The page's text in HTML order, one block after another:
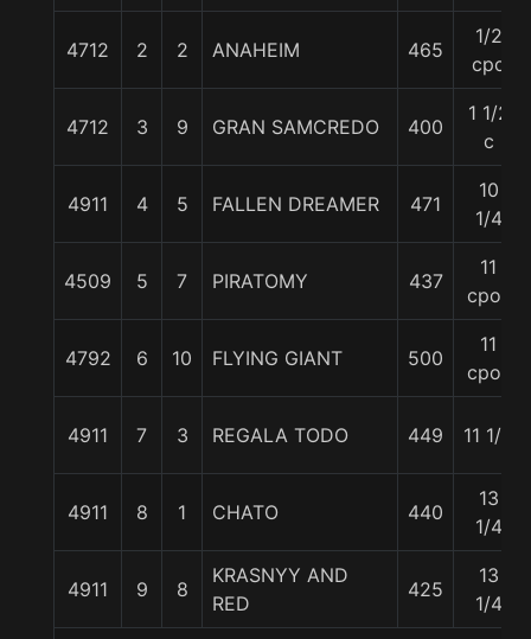
4712 2 2 ANAHEIM 465
1/2
cpo
4712 3 9 GRAN SAMCREDO 400
1 1/2
c
4911 4 5 FALLEN DREAMER 471
10
1/4
4509 5 7 PIRATOMY 437
11
cpos
4792 6 10 FLYING GIANT 500
11
cpos
4911 7 3 REGALA TODO 449 11 1/2
4911 8 1 CHATO 440
13
1/4
4911 9 8
KRASNYY AND
RED
425
13
1/4